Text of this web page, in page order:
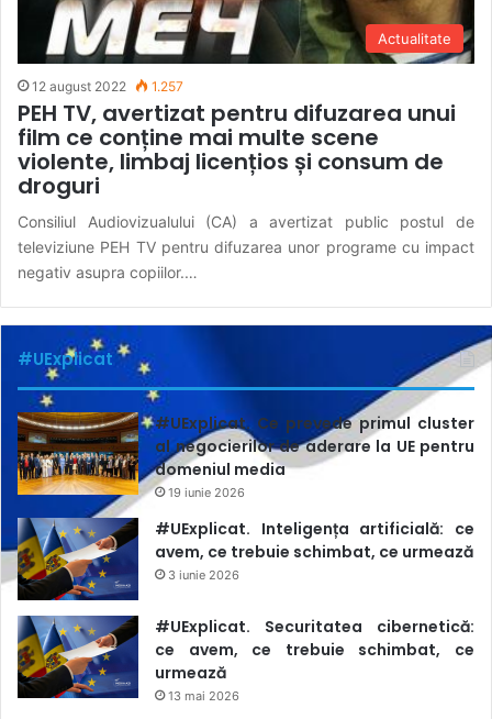
Actualitate
12 august 2022 1.257
PEH TV, avertizat pentru difuzarea unui
film ce conține mai multe scene
violente, limbaj licențios și consum de
droguri
Consiliul Audiovizualului (CA) a avertizat public postul de
televiziune PEH TV pentru difuzarea unor programe cu impact
negativ asupra copiilor.…
#UExplicat
#UExplicat. Ce prevede primul cluster
al negocierilor de aderare la UE pentru
domeniul media
19 iunie 2026
#UExplicat. Inteligența artificială: ce
avem, ce trebuie schimbat, ce urmează
3 iunie 2026
#UExplicat. Securitatea cibernetică:
ce avem, ce trebuie schimbat, ce
urmează
13 mai 2026